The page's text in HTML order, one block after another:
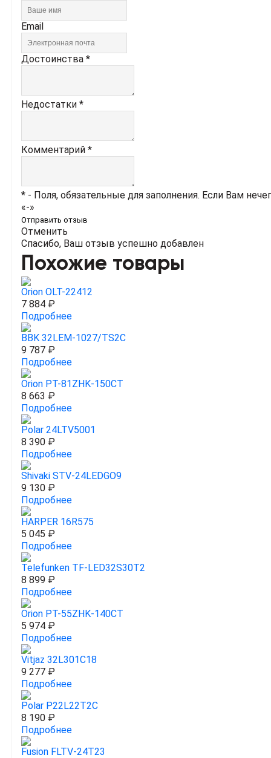
Email
Достоинства *
Недостатки *
Комментарий *
* - Поля, обязательные для заполнения. Если Вам
«-»
Отправить отзыв
Отменить
Спасибо, Ваш отзыв успешно добавлен
Похожие товары
Orion OLT-22412
7 884 ₽
Подробнее
BBK 32LEM-1027/TS2C
9 787 ₽
Подробнее
Orion PT-81ZHK-150CT
8 663 ₽
Подробнее
Polar 24LTV5001
8 390 ₽
Подробнее
Shivaki STV-24LEDGO9
9 130 ₽
Подробнее
HARPER 16R575
5 045 ₽
Подробнее
Telefunken TF-LED32S30T2
8 899 ₽
Подробнее
Orion PT-55ZHK-140CT
5 974 ₽
Подробнее
Vitjaz 32L301C18
9 277 ₽
Подробнее
Polar P22L22T2C
8 190 ₽
Подробнее
Fusion FLTV-24T23